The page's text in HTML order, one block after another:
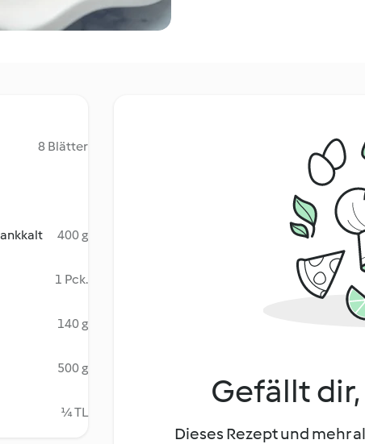
8 Blätter
400 g
1 Pck.
140 g
500 g
¼ TL
Gefällt
Dieses Rezept und mehr